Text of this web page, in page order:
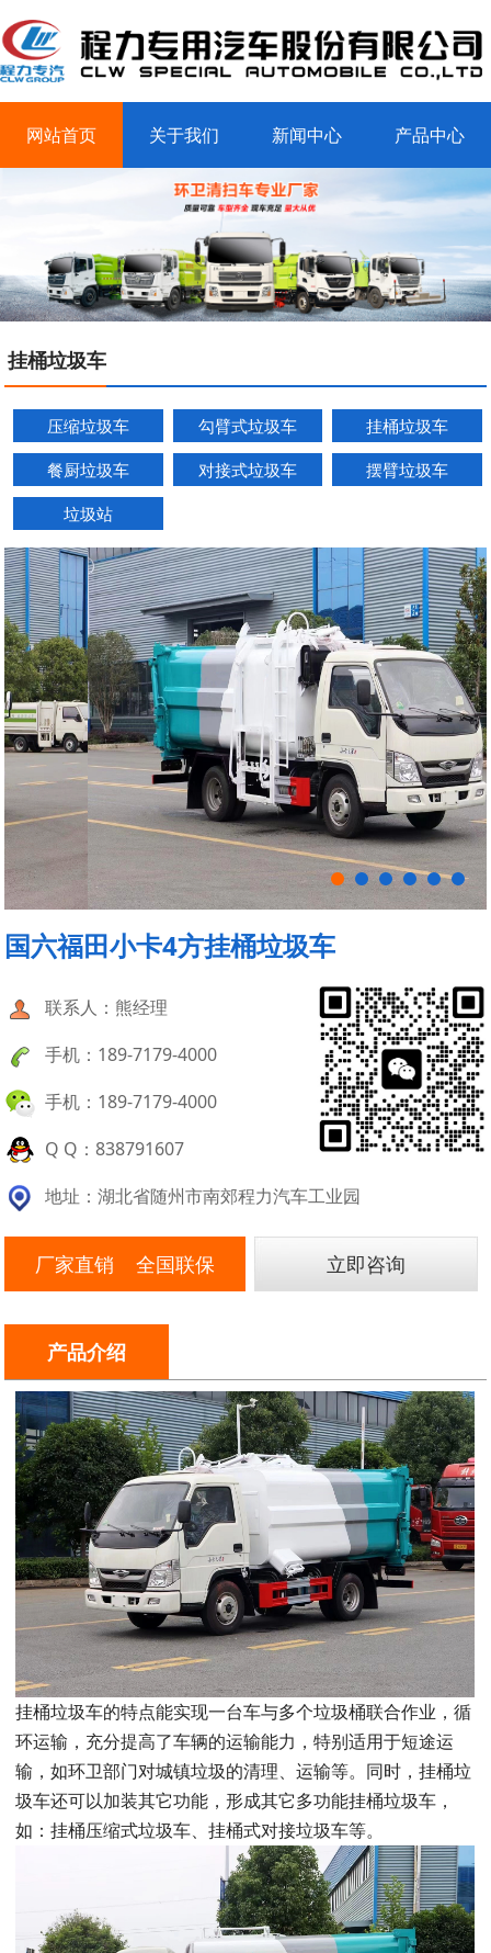
网站首页 关于我们 新闻中心 产品中心
联系我们
挂桶垃圾车
压缩垃圾车 勾臂式垃圾车
挂桶垃圾车
餐厨垃圾车
对接式垃圾车
摆臂垃圾车
垃圾站
国六福田小卡4方挂桶垃圾车
联系人：熊经理
手机：189-7179-4000
手机：189-7179-4000
Q Q：838791607
地址：湖北省随州市南郊程力汽车工业园
厂家直销 全国联保 立即咨询
产品介绍
挂桶垃圾车的特点能实现一台车与多个垃圾桶联合作业，循
环运输，充分提高了车辆的运输能力，特别适用于短途运
输，如环卫部门对城镇垃圾的清理、运输等。同时，挂桶垃
圾车还可以加装其它功能，形成其它多功能挂桶垃圾车，
如：挂桶压缩式垃圾车、挂桶式对接垃圾车等。